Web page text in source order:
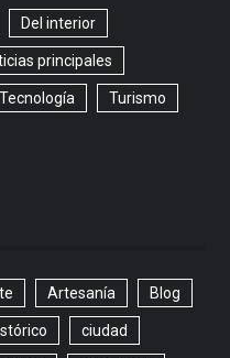
Del interior
principales
Tecnología Turismo
Artesanía Blog
ciudad